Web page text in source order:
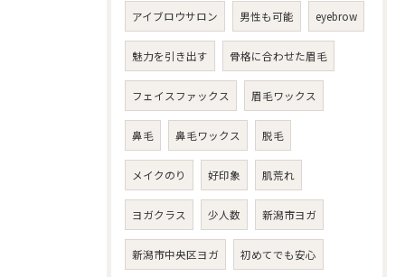
アイブロウサロン 男性も可能 eyebrow
魅力を引き出す 骨格に合わせた眉毛
フェイスファックス 眉毛ワックス
鼻毛 鼻毛ワックス 脱毛
メイクのり 好印象 肌荒れ
ヨガクラス 少人数 新潟市ヨガ
新潟市中央区ヨガ 初めてでも安心